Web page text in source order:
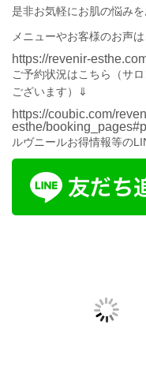
是非お気軽にお肌の悩み
メニューやお客様のお声
https://revenir-
ご予約状況はこちら
（サ
ございます）⇓
https://coubic.com/
esthe/
ルヴニールお得情報等の